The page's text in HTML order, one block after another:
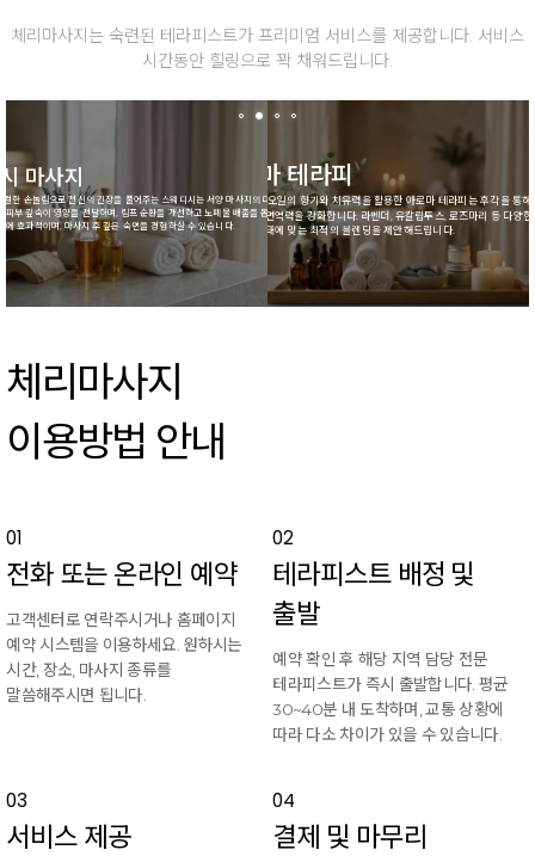
체리마사지는 숙련된 테라피스트가 프리미엄 서비스를 제공합니다. 서비스
시간동안 힐링으로 꽉 채워드립니다.
레칭을 결합한
탁월한 효과를
마사지
컬한 손놀림으로 전신의 긴장을 풀어주는 스웨디시는 서양 마사지의 대표 기법입니다.
피부 깊숙이 영양을 전달하며, 림프 순환을 개선하고 노폐물 배출을 돕습니다. 스트레스
에 효과적이며, 마사지 후 깊은 숙면을 경험하실 수 있습니다.
아로마 테라피
천연 에센셜 오일의 향기와 치유력을 활용한 아로마 테라피는 후각을 통해
안정시키고 면역력을 강화합니다. 라벤더, 유칼립투스, 로즈마리 등 다양
고객님의 상태에 맞는 최적의 블렌딩을 제안해드립니다.
운
관
체리마사지
이용방법 안내
01
전화 또는 온라인 예약
고객센터로 연락주시거나 홈페이지
예약 시스템을 이용하세요. 원하시는
시간, 장소, 마사지 종류를
말씀해주시면 됩니다.
02
테라피스트 배정 및
출발
예약 확인 후 해당 지역 담당 전문
테라피스트가 즉시 출발합니다. 평균
30~40분 내 도착하며, 교통 상황에
따라 다소 차이가 있을 수 있습니다.
03
서비스 제공
04
결제 및 마무리